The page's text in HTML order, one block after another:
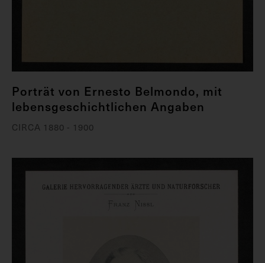
Porträt von Ernesto Belmondo, mit
lebensgeschichtlichen Angaben
CIRCA 1880 - 1900